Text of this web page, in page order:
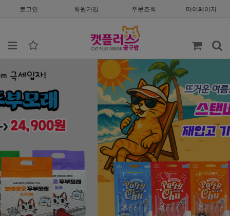
로그인 회원가입 주문조회 마이페이지